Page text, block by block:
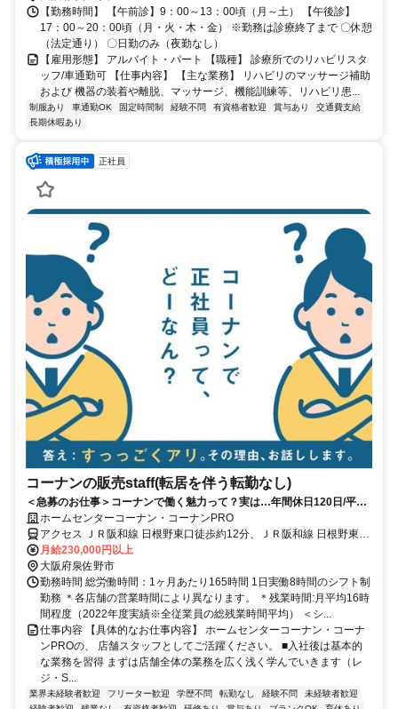
【勤務時間】 【午前診】9：00～13：00頃（月～土） 【午後診】
17：00～20：00頃（月・火・木・金） ※勤務は診療終了まで 〇休憩
（法定通り） 〇日勤のみ（夜勤なし）
【雇用形態】 アルバイト・パート 【職種】 診療所でのリハビリスタ
ッフ/車通勤可 【仕事内容】 【主な業務】 リハビリのマッサージ補助
および 機器の装着や離脱、マッサージ、機能訓練等、リハビリ患...
制服あり 車通勤OK 固定時間制 経験不問 有資格者歓迎 賞与あり
交通費支給
長期休暇あり
正社員
コーナンの販売staff(転居を伴う転勤なし)
＜急募のお仕事＞コーナンで働く魅力って？実は…年間休日120日/平均
残業14時間！
ホームセンターコーナン・コーナンPRO
アクセス ＪＲ阪和線 日根野東口徒歩約12分、ＪＲ阪和線 日根野東口
徒歩約12分、ＪＲ阪和線 熊取東口徒歩約18分 【重要】地域限定職の
配属について：ご自身の自宅から片道90分圏内の店舗へ配属となりま
す。本求人の勤務地への配属は確約できませんのでご了承ください。
月給230,000円以上
大阪府泉佐野市
勤務時間 総労働時間：1ヶ月あたり165時間 1日実働8時間のシフト制
勤務 ＊各店舗の営業時間により異なります。 ＊残業時間:月平均16時
間程度（2022年度実績※全従業員の総残業時間平均） ＜シ...
仕事内容 【具体的なお仕事内容】 ホームセンターコーナン・コーナ
ンPROの、 店舗スタッフとしてご活躍ください。 ■入社後は基本的
な業務を習得 まずは店舗全体の業務を広く浅く学んでいきます（レ
ジ・S...
業界未経験者歓迎 フリーター歓迎 学歴不問 転勤なし 経験不問
未経験者歓迎